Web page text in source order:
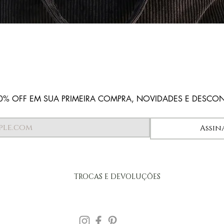
OFF EM SUA PRIMEIRA COMPRA, NOVIDADES E
TROCAS E DEVOLUÇÕES